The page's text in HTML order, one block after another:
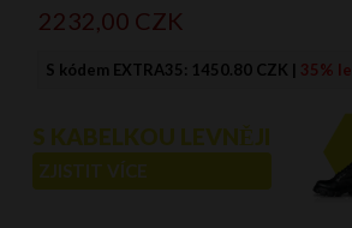
2232,00 CZK
S kódem EXTRA35: 1450.80 CZK | 35%
S KABELKOU LEVNĚJI
ZJISTIT VÍCE